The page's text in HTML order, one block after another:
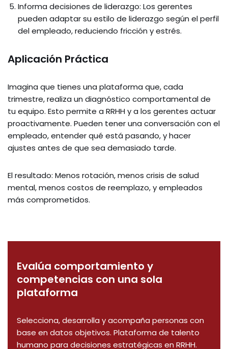
Informa decisiones de liderazgo: Los gerentes
pueden adaptar su estilo de liderazgo según el perfil
del empleado, reduciendo fricción y estrés.
Aplicación Práctica
Imagina que tienes una plataforma que, cada
trimestre, realiza un diagnóstico comportamental de
tu equipo. Esto permite a RRHH y a los gerentes actuar
proactivamente. Pueden tener una conversación con el
empleado, entender qué está pasando, y hacer
ajustes antes de que sea demasiado tarde.
El resultado: Menos rotación, menos crisis de salud
mental, menos costos de reemplazo, y empleados
más comprometidos.
Evalúa comportamiento y
competencias con una sola
plataforma
Selecciona, desarrolla y acompaña personas con
base en datos objetivos. Plataforma de talento
humano para decisiones estratégicas en RRHH.